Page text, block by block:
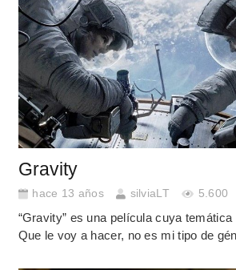
Gravity
hace 13 años silviaLT 5.600
“Gravity” es una película cuya
Que le voy a hacer, no es mi tipo de